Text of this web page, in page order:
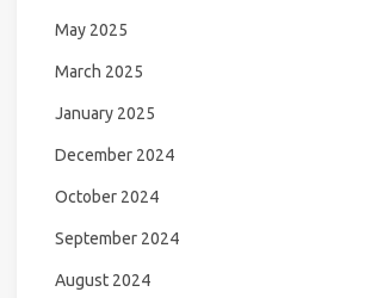
May 2025
March 2025
January 2025
December 2024
October 2024
September 2024
August 2024